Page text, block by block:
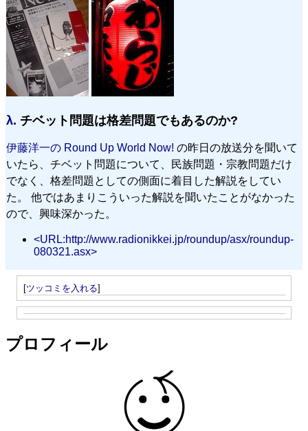
λ. チベット問題は格差問題でもあるのか?
伊藤洋一の Round Up World Now! の昨日の放送分を聞いて
いたら、チベット問題について、民族問題・宗教問題だけ
でなく、格差問題としての側面に着目した解説をしてい
た。 他ではあまりこういった解説を聞いたことがなかった
ので、興味深かった。
<URL:http://www.radionikkei.jp/roundup/asx/roundup-
080321.asx>
[ツッコミを入れる]
プロフィール